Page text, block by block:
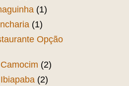
(1)
(1)
Opção
(2)
(2)